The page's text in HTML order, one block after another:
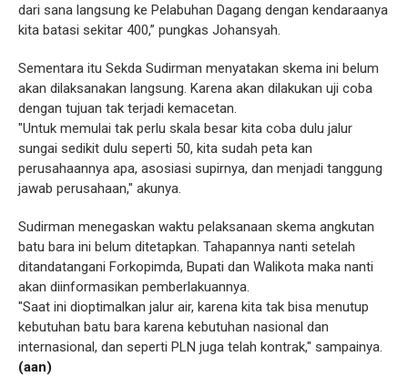
dari sana langsung ke Pelabuhan Dagang dengan kendaraanya
kita batasi sekitar 400,” pungkas Johansyah.
Sementara itu Sekda Sudirman menyatakan skema ini belum
akan dilaksanakan langsung. Karena akan dilakukan uji coba
dengan tujuan tak terjadi kemacetan.
"Untuk memulai tak perlu skala besar kita coba dulu jalur
sungai sedikit dulu seperti 50, kita sudah peta kan
perusahaannya apa, asosiasi supirnya, dan menjadi tanggung
jawab perusahaan," akunya.
Sudirman menegaskan waktu pelaksanaan skema angkutan
batu bara ini belum ditetapkan. Tahapannya nanti setelah
ditandatangani Forkopimda, Bupati dan Walikota maka nanti
akan diinformasikan pemberlakuannya.
"Saat ini dioptimalkan jalur air, karena kita tak bisa menutup
kebutuhan batu bara karena kebutuhan nasional dan
internasional, dan seperti PLN juga telah kontrak," sampainya.
(aan)